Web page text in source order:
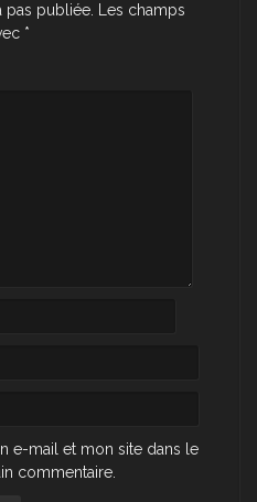
pas publiée.
Les champs
*
e-mail et mon site dans le
commentaire.